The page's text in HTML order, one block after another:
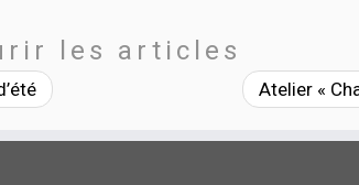
les articles
Atelier «